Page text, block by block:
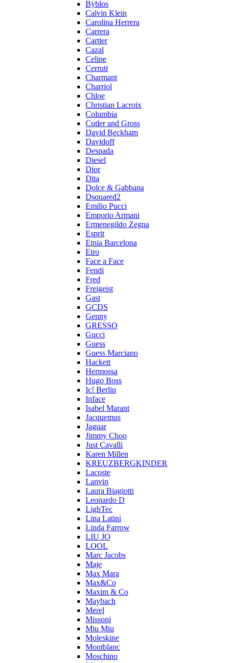
Byblos
Calvin Klein
Carolina Herrera
Carrera
Cartier
Cazal
Celine
Cerruti
Charmant
Charriol
Chloe
Christian Lacroix
Columbia
Cutler and Gross
David Beckham
Davidoff
Despada
Diesel
Dior
Dita
Dolce & Gabbana
Dsquared2
Emilio Pucci
Emporio Armani
Ermenegildo Zegna
Esprit
Etnia Barcelona
Etro
Face a Face
Fendi
Fred
Freigeist
Gast
GCDS
Genny
GRESSO
Gucci
Guess
Guess Marciano
Hackett
Hermossa
Hugo Boss
Ic! Berlin
Inface
Isabel Marant
Jacquemus
Jaguar
Jimmy Choo
Just Cavalli
Karen Millen
KREUZBERGKINDER
Lacoste
Lanvin
Laura Biagiotti
Leonardo D
LighTec
Lina Latini
Linda Farrow
LIU JO
LOOL
Marc Jacobs
Maje
Max Mara
Max&Co
Maxim & Co
Maybach
Merel
Missoni
Miu Miu
Moleskine
Montblanc
Moschino